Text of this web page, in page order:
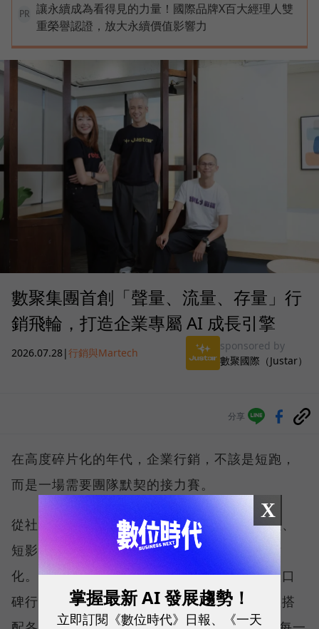
PR
讓永續成為看得見的力量！國際品牌X百大經理人雙
重榮譽認證，放大永續價值影響力
數聚集團首創「聲量、流量、存量」行
銷飛輪，打造企業專屬 AI 成長引擎
2026.07.28|行銷與Martech
sponsored by
數聚國際（Justar）
分享
在高度碎片化的年代，企業行銷，不該是短跑，
而是一場需要團隊默契的接力賽。
從社群平台、通訊軟體、搜尋引擎，再到網紅、
短影音等，消費者與品牌的接觸點愈來愈碎片
化。為了追求更好的行銷成效，企業陸續導入口
碑行銷、廣告投放、會員經營等不同策略，並搭
X
掌握最新 AI 發展趨勢！
立即訂閱《數位時代》日報、《一天